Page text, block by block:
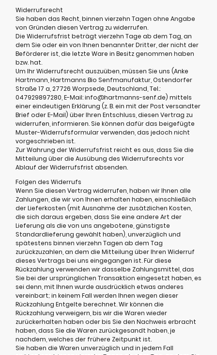
Widerrufsrecht
Sie haben das Recht, binnen vierzehn Tagen ohne Angabe
von Gründen diesen Vertrag zu widerrufen.
Die Widerrufsfrist beträgt vierzehn Tage ab dem Tag, an
dem Sie oder ein von Ihnen benannter Dritter, der nicht der
Beförderer ist, die letzte Ware in Besitz genommen haben
bzw. hat.
Um Ihr Widerrufsrecht auszuüben, müssen Sie uns (Anke
Hartmann, Hartmanns Bio Senfmanufaktur, Ostendorfer
Straße 17 a, 27726 Worpsede, Deutschland, Tel.:
047929897280, E-Mail: info@hartmanns-senf.de) mittels
einer eindeutigen Erklärung (z. B. ein mit der Post versandter
Brief oder E-Mail) über Ihren Entschluss, diesen Vertrag zu
widerrufen, informieren. Sie können dafür das beigefügte
Muster-Widerrufsformular verwenden, das jedoch nicht
vorgeschrieben ist.
Zur Wahrung der Widerrufsfrist reicht es aus, dass Sie die
Mitteilung über die Ausübung des Widerrufsrechts vor
Ablauf der Widerrufsfrist absenden.
Folgen des Widerrufs
Wenn Sie diesen Vertrag widerrufen, haben wir Ihnen alle
Zahlungen, die wir von Ihnen erhalten haben, einschließlich
der Lieferkosten (mit Ausnahme der zusätzlichen Kosten,
die sich daraus ergeben, dass Sie eine andere Art der
Lieferung als die von uns angebotene, günstigste
Standardlieferung gewählt haben), unverzüglich und
spätestens binnen vierzehn Tagen ab dem Tag
zurückzuzahlen, an dem die Mitteilung über Ihren Widerruf
dieses Vertrags bei uns eingegangen ist. Für diese
Rückzahlung verwenden wir dasselbe Zahlungsmittel, das
Sie bei der ursprünglichen Transaktion eingesetzt haben, es
sei denn, mit Ihnen wurde ausdrücklich etwas anderes
vereinbart; in keinem Fall werden Ihnen wegen dieser
Rückzahlung Entgelte berechnet. Wir können die
Rückzahlung verweigern, bis wir die Waren wieder
zurückerhalten haben oder bis Sie den Nachweis erbracht
haben, dass Sie die Waren zurückgesandt haben, je
nachdem, welches der frühere Zeitpunkt ist.
Sie haben die Waren unverzüglich und in jedem Fall